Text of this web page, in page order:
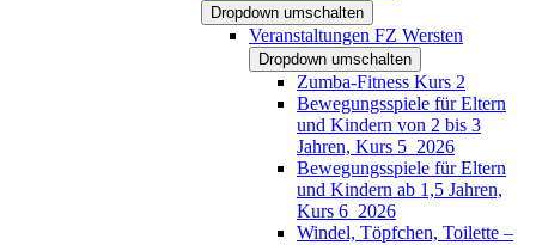
Dropdown umschalten
Veranstaltungen FZ Wersten
Dropdown umschalten
Zumba-Fitness Kurs 2
Bewegungsspiele für Eltern
und Kindern von 2 bis 3
Jahren, Kurs 5_2026
Bewegungsspiele für Eltern
und Kindern ab 1,5 Jahren,
Kurs 6_2026
Windel, Töpfchen, Toilette –